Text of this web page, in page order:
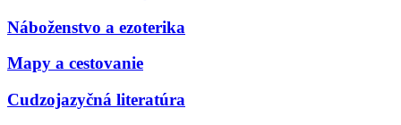
Náboženstvo a ezoterika
Mapy a cestovanie
Cudzojazyčná literatúra